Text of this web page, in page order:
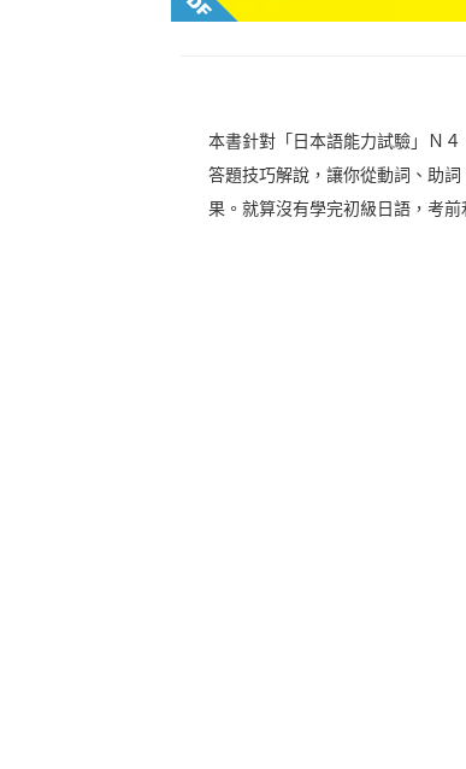
本書針對「日本語能力試驗」Ｎ
答題技巧解說，讓你從動詞、助
果。就算沒有學完初級日語，考